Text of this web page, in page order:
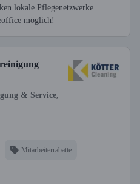
lokale Pflegenetzwerke.
möglich!
& Service,
Mitarbeiterrabatte